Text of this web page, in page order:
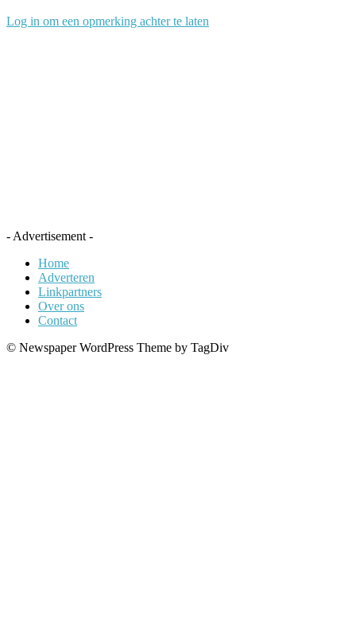
Log in om een opmerking achter te laten
- Advertisement -
Home
Adverteren
Linkpartners
Over ons
Contact
© Newspaper WordPress Theme by TagDiv